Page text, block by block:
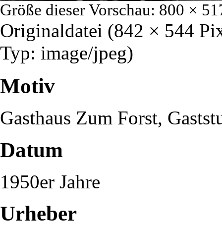
Größe dieser Vorschau: 800 ×
Originaldatei (842 × 544
Typ: image/jpeg)
Motiv
Gasthaus Zum Forst,
Datum
1950er Jahre
Urheber